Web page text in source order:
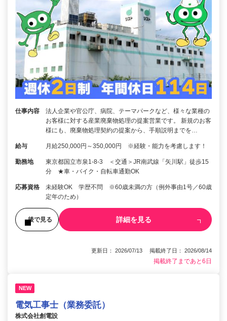
仕事内容
法人企業や官公庁、病院、テーマパークなど、様々な業種の
お客様に対する産業廃棄物処理の提案営業です。 新規のお客
様にも、廃棄物処理契約の提案から、手順説明までを…
給与 月給250,000円～350,000円 ※経験・能力を考慮します！
勤務地
東京都国立市泉1-8-3 ＜交通＞JR南武線「矢川駅」徒歩15
分 ★車・バイク・自転車通勤OK
応募資格
未経験OK 学歴不問 ※60歳未満の方（例外事由1号／60歳
定年のため）
後で見る 詳細を見る
更新日： 2026/07/13 掲載終了日： 2026/08/14
掲載終了まであと6日
NEW
電気工事士（業務委託）
株式会社創電設